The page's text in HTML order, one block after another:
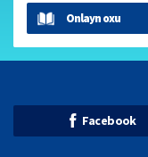
Onlayn oxu
Facebook